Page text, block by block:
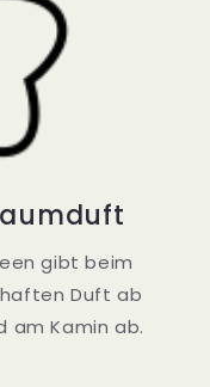
gibt beim
Duft ab
am Kamin ab.